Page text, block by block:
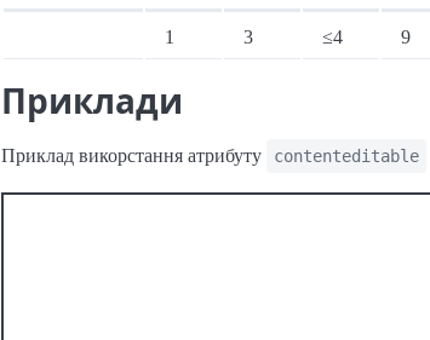
1 3 ≤4 9
Приклади
Приклад викорстання атрибуту contenteditable